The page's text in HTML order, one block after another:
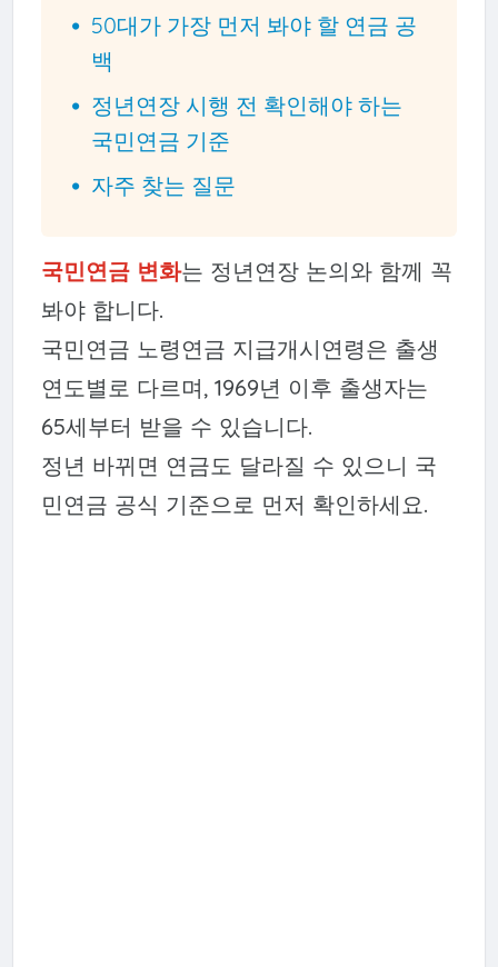
50대가 가장 먼저 봐야 할 연금 공
백
정년연장 시행 전 확인해야 하는
국민연금 기준
자주 찾는 질문
국민연금 변화는 정년연장 논의와 함께 꼭
봐야 합니다.
국민연금 노령연금 지급개시연령은 출생
연도별로 다르며, 1969년 이후 출생자는
65세부터 받을 수 있습니다.
정년 바뀌면 연금도 달라질 수 있으니 국
민연금 공식 기준으로 먼저 확인하세요.